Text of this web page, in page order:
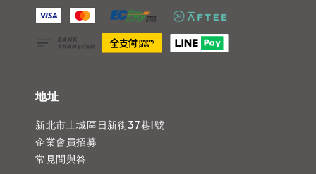
地址
新北市土城區日新街37巷1號
企業會員招募
常見問與答